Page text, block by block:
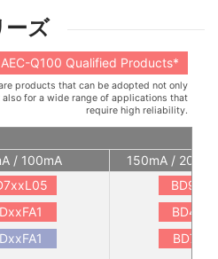
ーズ
AEC-Q100 Qualified Products*
products that can be adopted not only
for a wide range of applications that
require high reliability.
/ 100mA 150mA /